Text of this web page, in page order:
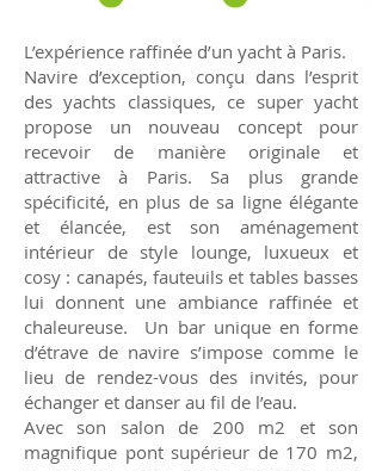
L’expérience raffinée d’un yacht à Paris.
Navire d’exception, conçu dans l’esprit
des yachts classiques, ce super yacht
propose un nouveau concept pour
recevoir de manière originale et
attractive à Paris. Sa plus grande
spécificité, en plus de sa ligne élégante
et élancée, est son aménagement
intérieur de style lounge, luxueux et
cosy : canapés, fauteuils et tables basses
lui donnent une ambiance raffinée et
chaleureuse. Un bar unique en forme
d’étrave de navire s’impose comme le
lieu de rendez-vous des invités, pour
échanger et danser au fil de l’eau.
Avec son salon de 200 m2 et son
magnifique pont supérieur de 170 m2,